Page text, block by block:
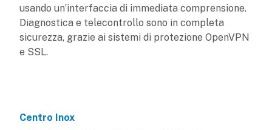
usando un’interfaccia di immediata comprensione.
Diagnostica e telecontrollo sono in completa
sicurezza, grazie ai sistemi di protezione OpenVPN
e SSL.
Centro Inox